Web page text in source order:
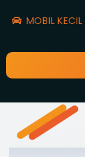
MOBIL KECIL